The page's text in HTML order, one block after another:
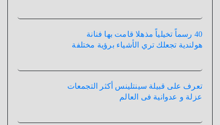
40 رسماً تخيلياً مذهلا قامت بها فنانة
هولندية تجعلك تري الأشياء برؤية مختلفة
تعرف على قبيلة سينتلينس أكثر التجمعات
عزلة و عدوانية فى العالم